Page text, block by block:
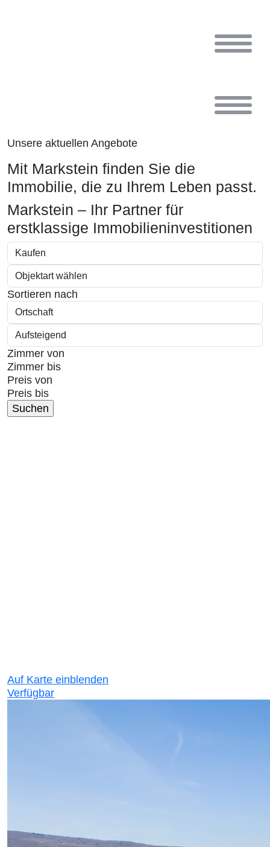
Unsere aktuellen Angebote
Mit Markstein finden Sie die
Immobilie, die zu Ihrem Leben passt.
Markstein – Ihr Partner für
erstklassige Immobilieninvestitionen
Sortieren nach
Zimmer von
Zimmer bis
Preis von
Preis bis
Auf Karte einblenden
Verfügbar